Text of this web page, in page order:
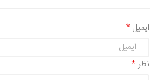
ایمیل
نظر